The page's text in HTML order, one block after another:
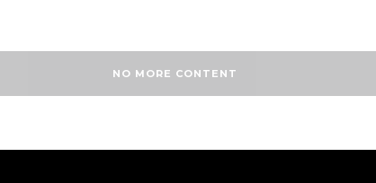
NO MORE CONTENT